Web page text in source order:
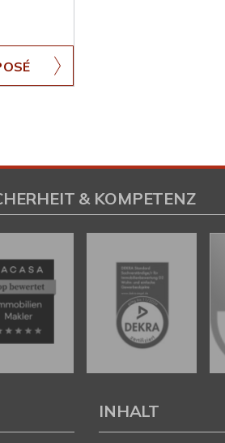
& KOMPETENZ
INHALT